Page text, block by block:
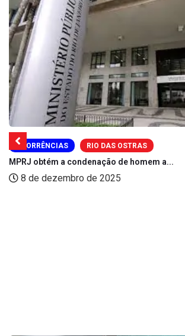
OCORRÊNCIAS RIO DAS OSTRAS
MPRJ obtém a condenação de homem a...
8 de dezembro de 2025